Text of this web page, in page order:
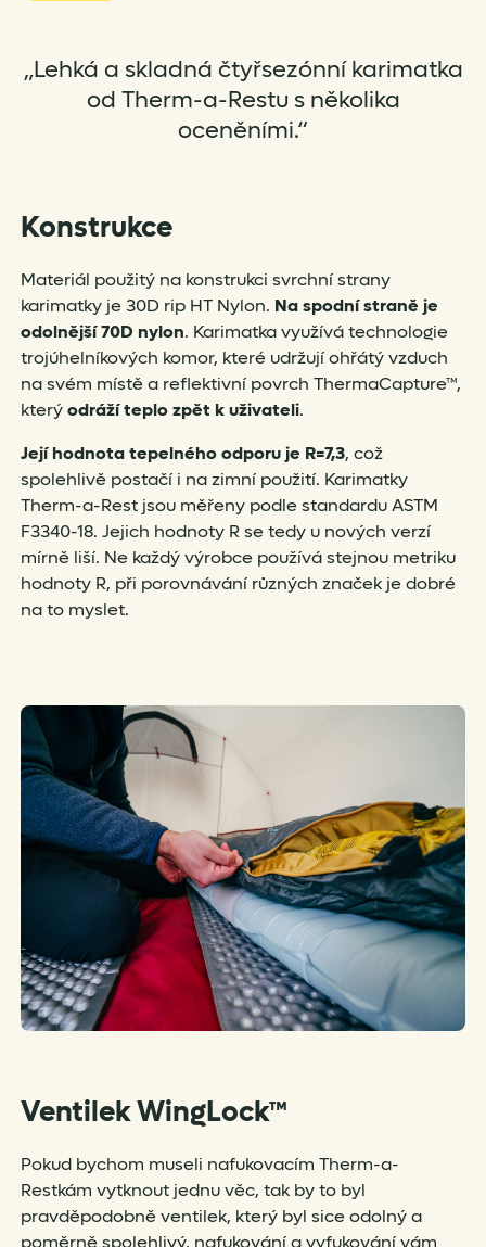
„Lehká a skladná čtyřsezónní karimatka
od Therm-a-Restu s několika
oceněními.“
Konstrukce
Materiál použitý na konstrukci svrchní strany
karimatky je 30D rip HT Nylon. Na spodní straně je
odolnější 70D nylon. Karimatka využívá technologie
trojúhelníkových komor, které udržují ohřátý vzduch
na svém místě a reflektivní povrch ThermaCapture™,
kterýodráží teplo zpět k uživateli.
Její hodnota tepelného odporu je R=7,3, což
spolehlivě postačí i na zimní použití. Karimatky
Therm-a-Rest jsou měřeny podle standardu ASTM
F3340-18. Jejich hodnoty R se tedy u nových verzí
mírně liší. Ne každý výrobce používá stejnou metriku
hodnoty R, při porovnávání různých značek je dobré
na to myslet.
VentilekWingLock™
Pokud bychom museli nafukovacím Therm-a-
Restkám vytknout jednu věc, tak by to byl
pravděpodobně ventilek, který byl sice odolný a
poměrně spolehlivý, nafukování a vyfukování vám